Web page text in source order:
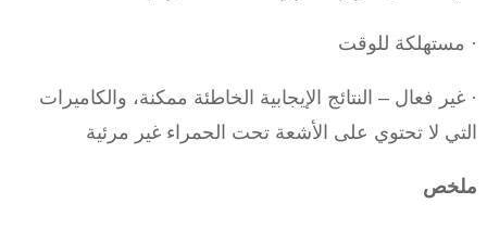
· مستهلكة للوقت
· غير فعال – النتائج الإيجابية الخاطئة ممكنة، والكاميرات
التي لا تحتوي على الأشعة تحت الحمراء غير مرئية
ملخص